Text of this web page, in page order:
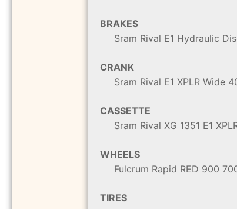
BRAKES
Sram Rival E1 Hydraulic
CRANK
Sram Rival E1 XPLR Wide
CASSETTE
Sram Rival XG 1351 E1
WHEELS
Fulcrum Rapid RED 900
TIRES